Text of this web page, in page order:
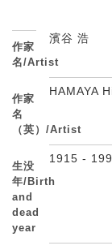
作家
名/Artist
濱谷 浩
作家
名
（英）/Artist
HAMAYA
生没
年/Birth
and
dead
year
1915 -